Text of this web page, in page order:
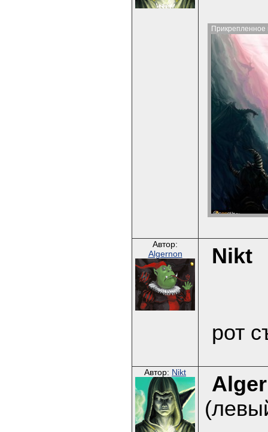
Автор:
Algernon
Nikt
рот
Автор: Nikt